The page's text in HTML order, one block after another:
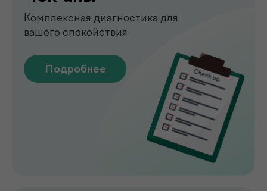
Узи
оценки состояния органов
Подробнее